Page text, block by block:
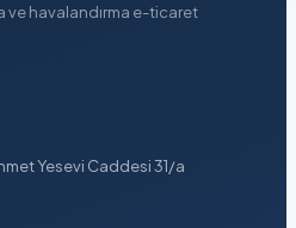
ve havalandırma e-ticaret
Yesevi Caddesi 31/a